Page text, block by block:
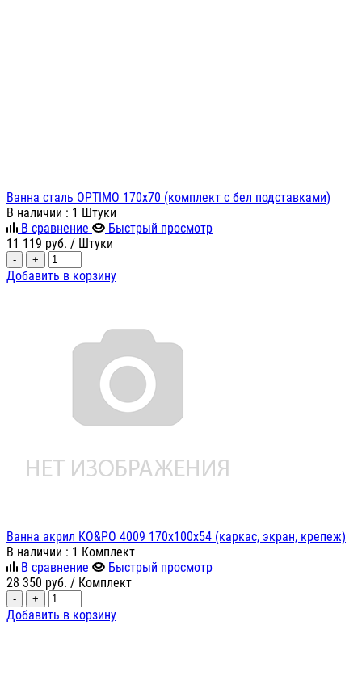
Ванна сталь OPTIMO 170х70 (комплект с бел подставками)
В наличии : 1 Штуки
В сравнение
Быстрый просмотр
11 119 руб. / Штуки
- +
Добавить в корзину
Ванна акрил KO&PO 4009 170x100х54 (каркас, экран, крепеж)
В наличии : 1 Комплект
В сравнение
Быстрый просмотр
28 350 руб. / Комплект
- +
Добавить в корзину